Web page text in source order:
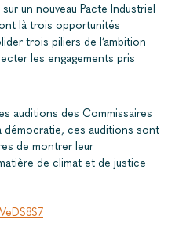
un nouveau Pacte Industriel
là trois opportunités
trois piliers de l’ambition
les engagements pris
auditions des Commissaires
démocratie, ces auditions sont
de montrer leur
de climat et de justice